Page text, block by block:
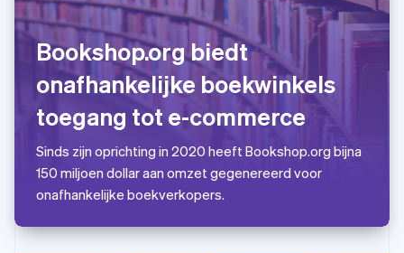
Bookshop.org biedt
onafhankelijke boekwinkels
toegang tot e-commerce
Sinds zijn oprichting in 2020 heeft Bookshop.org bijna
150 miljoen dollar aan omzet gegenereerd voor
onafhankelijke boekverkopers.
Maleisië
English简体中文
Malta
English
Mexico
Nederland
Nieuw-Zeeland
English
Noorwegen
Oostenrijk